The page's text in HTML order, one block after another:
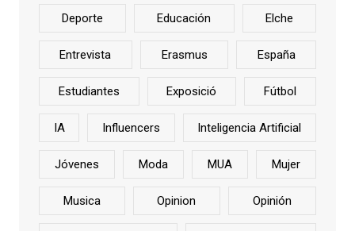
Deporte Educación Elche
Entrevista Erasmus España
Estudiantes Exposició Fútbol
IA Influencers Inteligencia Artificial
Jóvenes Moda MUA Mujer
Musica Opinion Opinión